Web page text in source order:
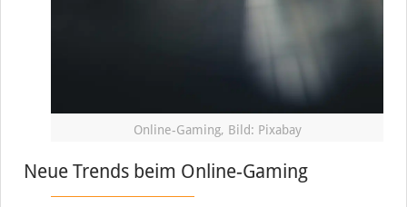
Online-Gaming, Bild: Pixabay
Neue Trends beim Online-Gaming